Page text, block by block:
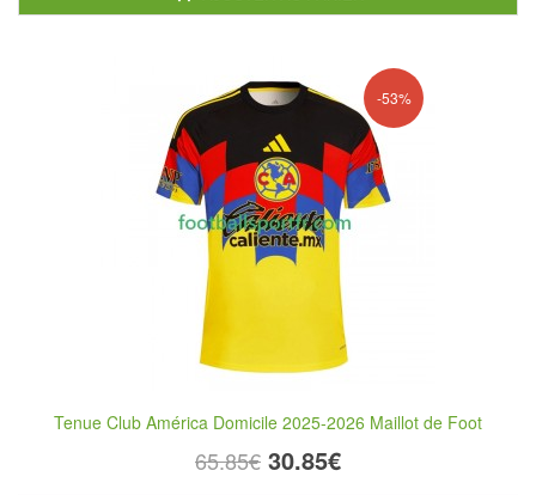
-53%
Tenue Club América Domicile 2025-2026 Maillot de Foot
65.85€ 30.85€